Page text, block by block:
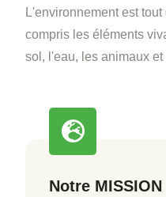
L'environnement est
compris les éléments
sol, l'eau, les animaux
Notre MISSION